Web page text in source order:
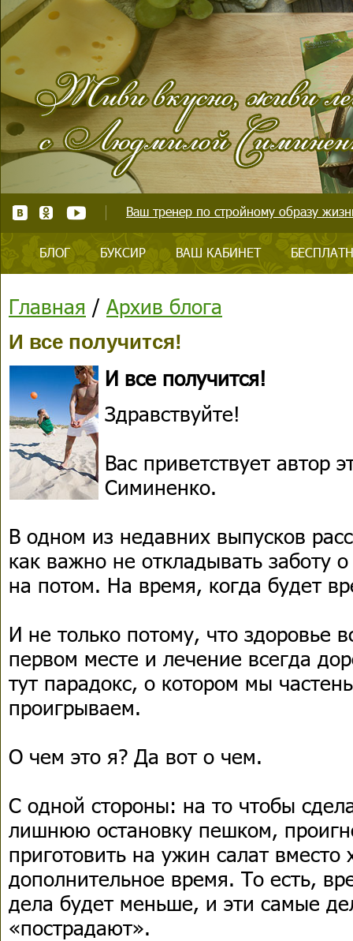
Ваш тренер по стройному образу
БЛОГ БУКСИР ВАШ КАБИНЕТ
Главная / Архив блога
И все получится!
И все получится!
Здравствуйте!
Вас приветствует автор
Симиненко.
В одном из недавних выпусков
как важно не откладывать заботу
на потом. На время, когда будет
И не только потому, что здоровье
первом месте и лечение всегда
тут парадокс, о котором мы
проигрываем.
О чем это я? Да вот о чем.
С одной стороны: на то чтобы
лишнюю остановку пешком,
приготовить на ужин салат вместо
дополнительное время. То есть,
дела будет меньше, и эти самые
«пострадают».